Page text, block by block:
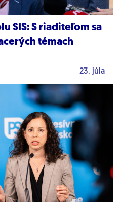
SIS: S riaditeľom sa
témach
23. júla